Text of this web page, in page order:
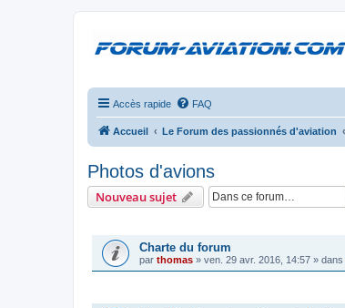
Accès rapide FAQ
Accueil Le Forum des passionnés d'aviation
Photos d'avions
Nouveau sujet
Charte du forum
par thomas » ven. 29 avr. 2016, 14:57 » dans